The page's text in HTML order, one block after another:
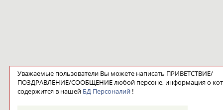
Уважаемые пользователи Вы можете написать ПРИВЕТСТВИЕ/
ПОЗДРАВЛЕНИЕ/СООБЩЕНИЕ любой персоне, информация о
содержится в нашей БД Персоналий!